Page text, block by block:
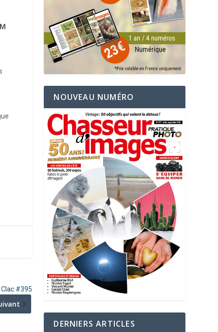
#395
NOUVEAU NUMÉRO
DERNIERS ARTICLES